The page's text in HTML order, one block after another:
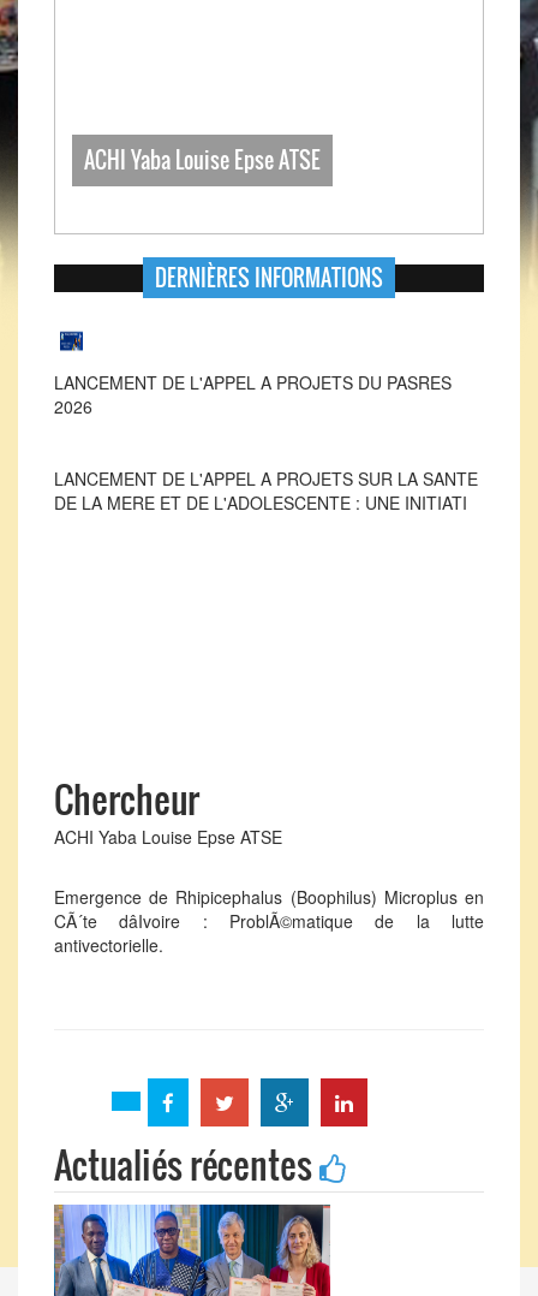
ACHI Yaba Louise Epse ATSE
DERNIÈRES INFORMATIONS
LANCEMENT DE L'APPEL A PROJETS DU PASRES
Chercheur
ACHI Yaba Louise Epse ATSE
Emergence de Rhipicephalus (Boophilus) Microplus en
CÃ´te dâIvoire : ProblÃ©matique de la lutte
antivectorielle.
Actualiés récentes